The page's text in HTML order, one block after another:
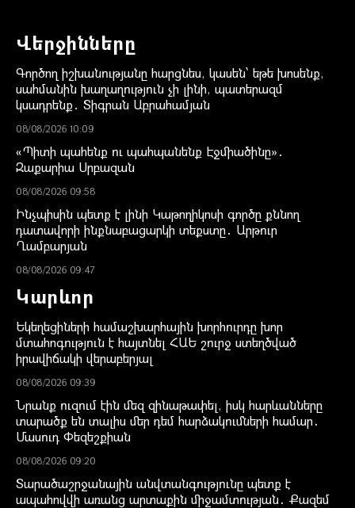
Վերջինները
Գործող իշխանությանը հարցնես, կասեն՝ եթե խոսենք,
սահմանին խաղաղություն չի լինի, պատերազմ
կսադրենք․ Տիգրան Աբրահամյան
08/08/2026 10:09
«Պիտի պահենք ու պահպանենք Էջմիածինը»․
Զաքարիա Սրբազան
08/08/2026 09:58
Ինչպիսին պետք է լինի Կաթողիկոսի գործը քննող
դատավորի ինքնաբացարկի տեքստը․ Արթուր
Ղամբարյան
08/08/2026 09:47
Կարևոր
Եկեղեցիների համաշխարհային խորհուրդը խոր
մտահոգություն է հայտնել ՀԱԵ շուրջ ստեղծված
իրավիճակի վերաբերյալ
08/08/2026 09:39
Նրանք ուզում էին մեզ զինաթափել, իսկ հարևանները
տարածք են տալիս մեր դեմ հարձակումների համար․
Մասուդ Փեզեշքիան
08/08/2026 09:20
Տարածաշրջանային անվտանգությունը պետք է
ապահովվի առանց արտաքին միջամտության․ Քազեմ